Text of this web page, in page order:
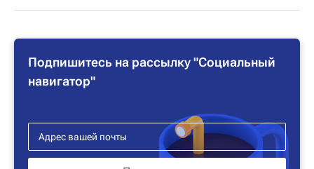
Подпишитесь на рассылку "Социальный
навигатор"